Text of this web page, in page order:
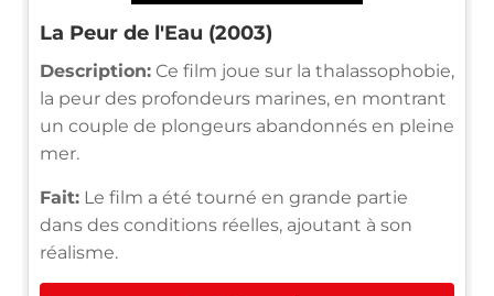
La Peur de l'Eau (2003)
Description: Ce film joue sur la thalassophobie,
la peur des profondeurs marines, en montrant
un couple de plongeurs abandonnés en pleine
mer.
Fait: Le film a été tourné en grande partie
dans des conditions réelles, ajoutant à son
réalisme.